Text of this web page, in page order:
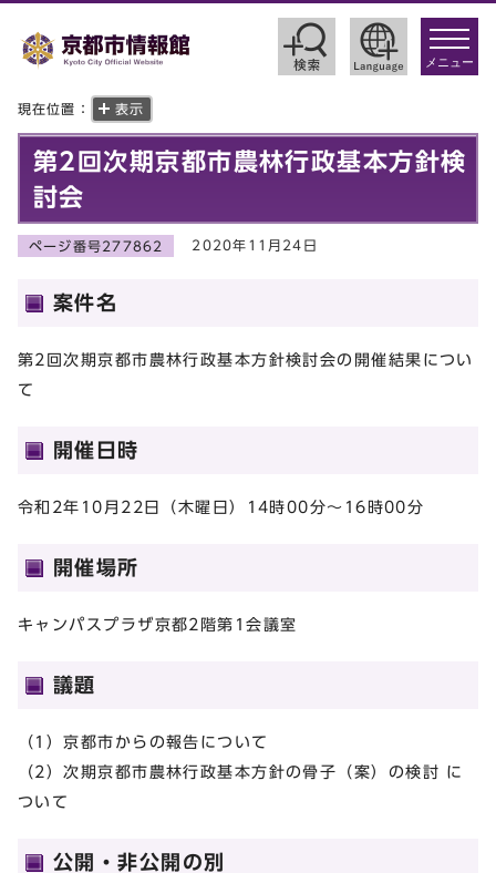
toggle
メニュー
現在位置： 表示
第2回次期京都市農林行政基本方針検
討会
ページ番号277862 2020年11月24日
案件名
第2回次期京都市農林行政基本方針検討会の開催結果につい
て
開催日時
令和2年10月22日（木曜日）14時00分～16時00分
開催場所
キャンパスプラザ京都2階第1会議室
議題
（1）京都市からの報告について
（2）次期京都市農林行政基本方針の骨子（案）の検討 に
ついて
公開・非公開の別